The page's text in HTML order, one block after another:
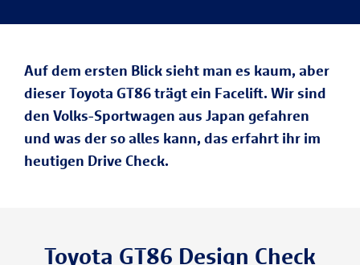
Auf dem ersten Blick sieht man es kaum, aber
dieser Toyota GT86 trägt ein Facelift. Wir sind
den Volks-Sportwagen aus Japan gefahren
und was der so alles kann, das erfahrt ihr im
heutigen Drive Check.
Toyota GT86 Design Check